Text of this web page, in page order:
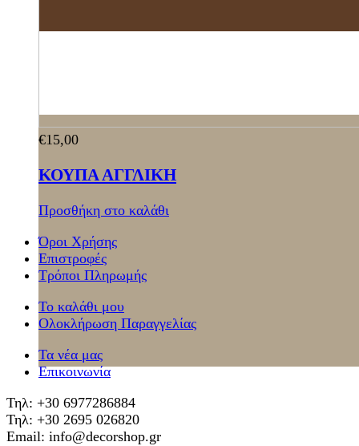
€15,00
ΚΟΥΠΑ ΑΓΓΛΙΚΗ
Προσθήκη στο καλάθι
Όροι Χρήσης
Επιστροφές
Τρόποι Πληρωμής
Το καλάθι μου
Ολοκλήρωση Παραγγελίας
Τα νέα μας
Επικοινωνία
Τηλ: +30 6977286884
Τηλ: +30 2695 026820
Email: info@decorshop.gr